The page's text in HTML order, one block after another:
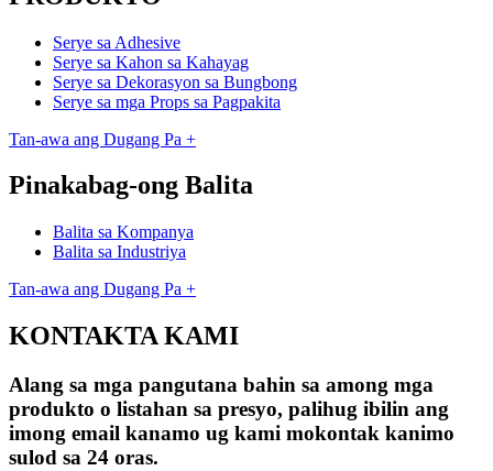
Serye sa Adhesive
Serye sa Kahon sa Kahayag
Serye sa Dekorasyon sa Bungbong
Serye sa mga Props sa Pagpakita
Tan-awa ang Dugang Pa +
Pinakabag-ong Balita
Balita sa Kompanya
Balita sa Industriya
Tan-awa ang Dugang Pa +
KONTAKTA KAMI
Alang sa mga pangutana bahin sa among mga
produkto o listahan sa presyo, palihug ibilin ang
imong email kanamo ug kami mokontak kanimo
sulod sa 24 oras.